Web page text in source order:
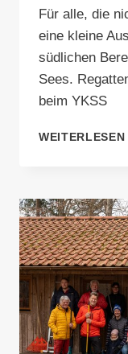
Für alle, die
eine kleine
südlichen
Sees.
beim YKSS
WEITERLESEN